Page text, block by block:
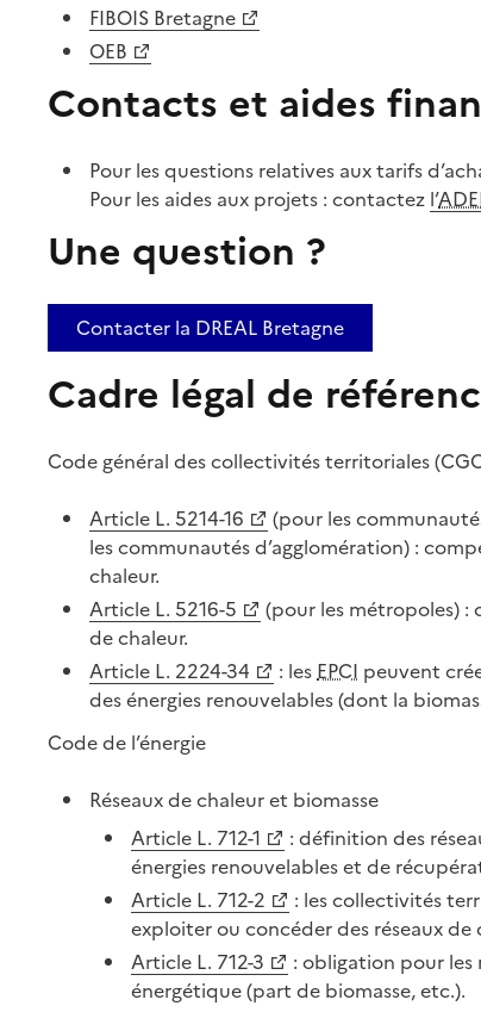
FIBOIS Bretagne
OEB
Contacts et aides
Pour les questions relatives aux tarifs
Pour les aides aux projets : contactez l’
Une question ?
Contacter la DREAL Bretagne
Cadre légal de
Code général des collectivités territoriales
Article L. 5214-16
(pour les
les communautés d’agglomération) :
chaleur.
Article L. 5216-5
(pour les métropoles) :
de chaleur.
Article L. 2224-34
: lesEPCI peuvent
des énergies renouvelables (dont la
Code de l’énergie
Réseaux de chaleur et biomasse
Article L. 712-1
: définition des
énergies renouvelables et de
Article L. 712-2
: les collectivités
exploiter ou concéder des réseaux de
Article L. 712-3
: obligation pour les
énergétique (part de biomasse, etc.).